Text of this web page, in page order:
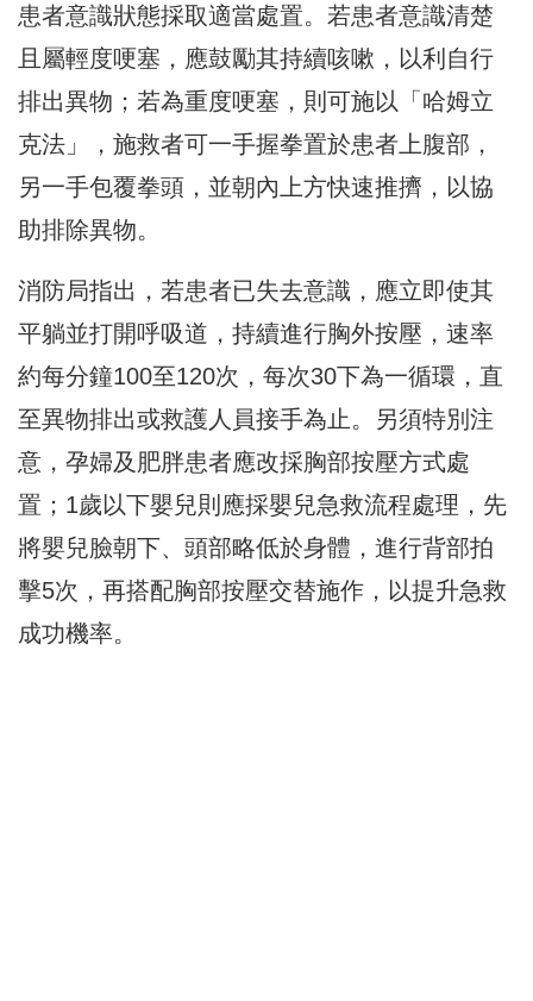
患者意識狀態採取適當處置。若患者意識清楚
且屬輕度哽塞，應鼓勵其持續咳嗽，以利自行
排出異物；若為重度哽塞，則可施以「哈姆立
克法」，施救者可一手握拳置於患者上腹部，
另一手包覆拳頭，並朝內上方快速推擠，以協
助排除異物。
消防局指出，若患者已失去意識，應立即使其
平躺並打開呼吸道，持續進行胸外按壓，速率
約每分鐘100至120次，每次30下為一循環，直
至異物排出或救護人員接手為止。另須特別注
意，孕婦及肥胖患者應改採胸部按壓方式處
置；1歲以下嬰兒則應採嬰兒急救流程處理，先
將嬰兒臉朝下、頭部略低於身體，進行背部拍
擊5次，再搭配胸部按壓交替施作，以提升急救
成功機率。